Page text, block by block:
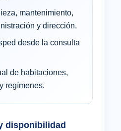
mantenimiento,
y dirección.
desde la consulta
de habitaciones,
regímenes.
disponibilidad